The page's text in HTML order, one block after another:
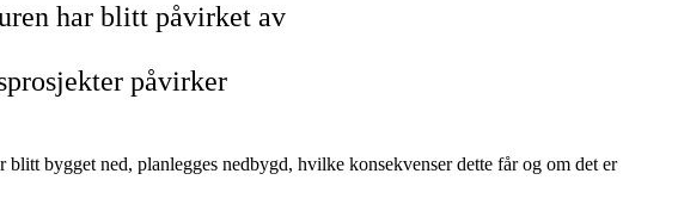
har blitt påvirket av
påvirker
bygget ned, planlegges nedbygd, hvilke konsekvenser dette får og om det er